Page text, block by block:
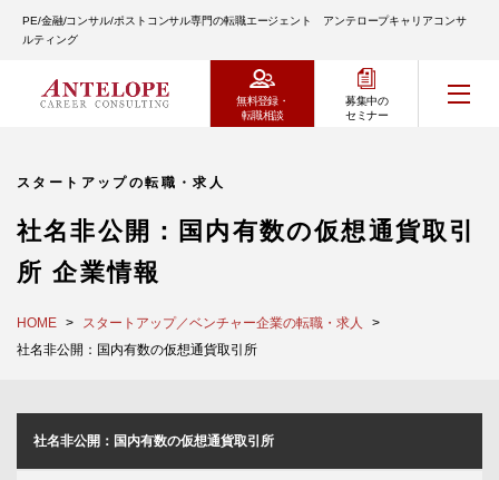
PE/金融/コンサル/ポストコンサル専門の転職エージェント アンテロープキャリアコンサ
ルティング
無料登録・
転職相談
募集中の
セミナー
スタートアップの転職・求人
社名非公開：国内有数の仮想通貨取引
所 企業情報
HOME
スタートアップ／ベンチャー企業の転職・求人
社名非公開：国内有数の仮想通貨取引所
社名非公開：国内有数の仮想通貨取引所